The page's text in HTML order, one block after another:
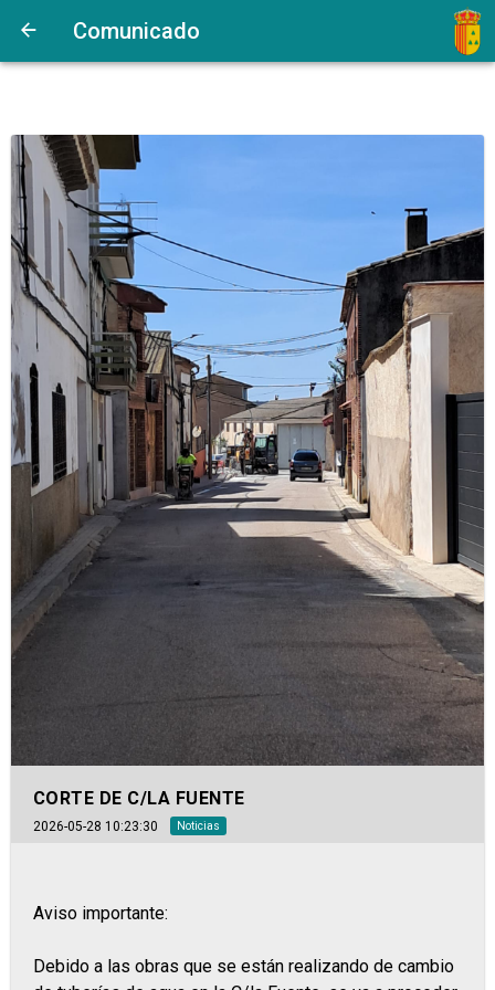
Comunicado
CORTE DE C/LA FUENTE
2026-05-28 10:23:30 Noticias
Aviso importante:
Debido a las obras que se están realizando de cambio